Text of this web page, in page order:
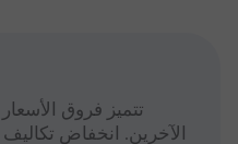
تتميز فروق الأسعار
الآخرين. انخفاض